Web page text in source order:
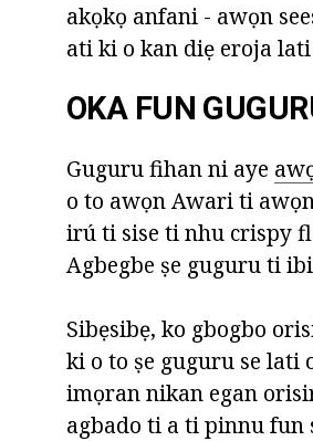
akọkọ anfani - awọn
ati ki o kan diẹ eroja
OKA FUN
Guguru fihan ni aye
o to awọn Awari ti
irú ti sise ti nhu crispy
Agbegbe ṣe guguru ti
Sibẹsibẹ, ko gbogbo
ki o to ṣe guguru se lati
imọran nikan egan
agbado ti a ti pinnu